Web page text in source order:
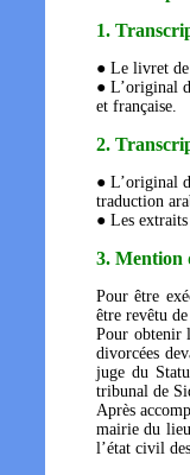
1.
● Le livret
● L’original
et française.
2.
● L’original
traduction
● Les
3. Mention
Pour être
être revêtu
Pour obtenir
divorcées
juge du
tribunal de
Après
mairie du
l’état civil